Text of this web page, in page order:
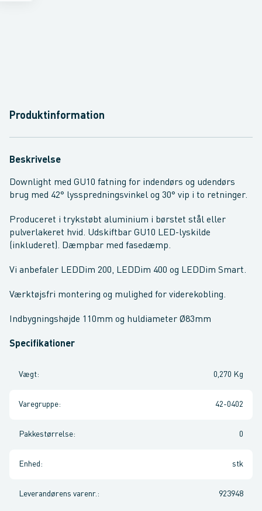
Produktinformation
Beskrivelse
Downlight med GU10 fatning for indendørs og udendørs
brug med 42° lysspredningsvinkel og 30° vip i to retninger.
Produceret i trykstøbt aluminium i børstet stål eller
pulverlakeret hvid. Udskiftbar GU10 LED-lyskilde
(inkluderet). Dæmpbar med fasedæmp.
Vi anbefaler LEDDim 200, LEDDim 400 og LEDDim Smart.
Værktøjsfri montering og mulighed for viderekobling.
Indbygningshøjde 110mm og huldiameter Ø83mm
Specifikationer
Vægt: 0,270 Kg
Varegruppe: 42-0402
Pakkestørrelse: 0
Enhed : stk
Leverandørens varenr. : 923948